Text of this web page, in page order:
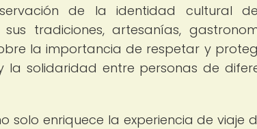
de la identidad cultural
tradiciones, artesanías,
la importancia de respetar y
solidaridad entre personas de
solo enriquece la experiencia de viaje